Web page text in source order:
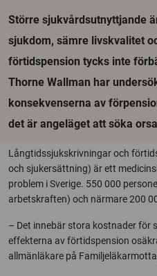
Större sjukvårdsutnyttjande
sjukdom, sämre livskvalitet
förtidspension tycks inte
Thorne Wallman har
konsekvenserna av
det är angeläget att söka
Långtidssjukskrivningar och
och sjukersättning) är ett
problem i Sverige. 550 000
arbetskraften) och närmare 200
– Det innebär stora kostnader för
effekterna av förtidspension
allmänläkare på